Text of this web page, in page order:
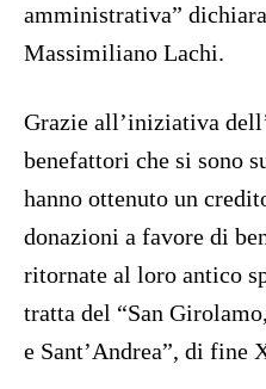
amministrativa”
Massimiliano Lachi.
Grazie all’iniziativa
benefattori che si sono
hanno ottenuto un
donazioni a favore di
ritornate al loro antico
tratta del “San
e Sant’Andrea”, di fine